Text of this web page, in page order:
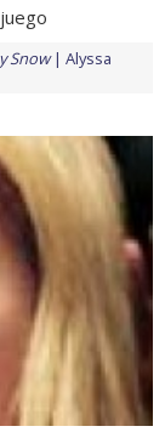
Snow
Alyssa